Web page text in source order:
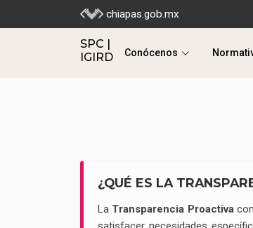
chiapas.gob.mx
SPC |
IGIRD
Conócenos
SPC |
IGIRD
Conócenos
¿QUÉ ES LA
La Transparencia Proactiva